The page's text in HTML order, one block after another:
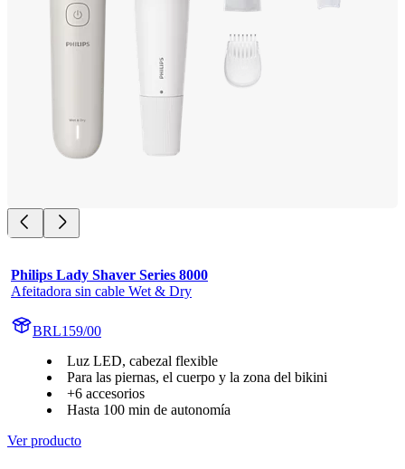
Philips Lady Shaver Series 8000
Afeitadora sin cable Wet & Dry
BRL159/00
Luz LED, cabezal flexible
Para las piernas, el cuerpo y la zona del bikini
+6 accesorios
Hasta 100 min de autonomía
Ver producto